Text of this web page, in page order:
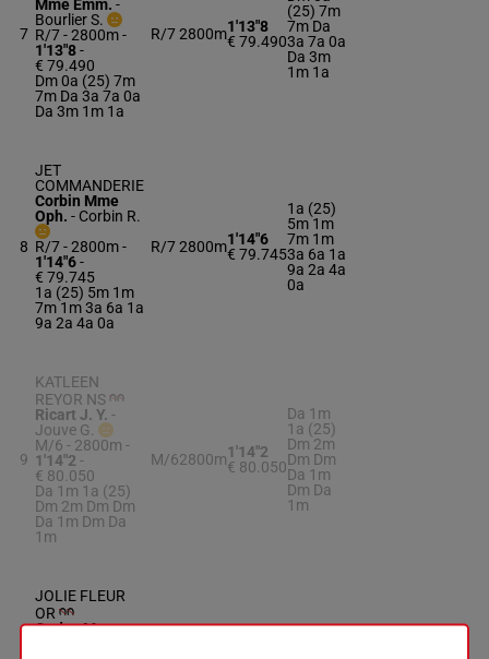
7
Mme Emm. -
Bourlier S.
R/7 - 2800m-
1'13"8-
€ 79.490
Dm 0a (25) 7m
7m Da 3a 7a 0a
Da 3m 1m 1a
R/72800m1'13"8
€ 79.490
(25) 7m
7m Da
3a 7a 0a
Da 3m
1m 1a
8
JET
COMMANDERIE
Corbin Mme
Oph. - Corbin R.
R/7 - 2800m-
1'14"6-
€ 79.745
1a (25) 5m 1m
7m 1m 3a 6a 1a
9a 2a 4a 0a
R/72800m1'14"6
€ 79.745
1a (25)
5m 1m
7m 1m
3a 6a 1a
9a 2a 4a
0a
9
KATLEEN
REYOR NS
Ricart J. Y. -
Jouve G.
M/6 - 2800m -
1'14"2 -
€ 80.050
Da 1m 1a (25)
Dm 2m Dm Dm
Da 1m Dm Da
1m
M/62800m1'14"2
€ 80.050
Da 1m
1a (25)
Dm 2m
Dm Dm
Da 1m
Dm Da
1m
JOLIE FLEUR
OR
Godey Mme